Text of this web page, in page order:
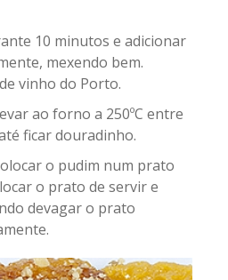
10 minutos e adicionar
mexendo bem.
vinho do Porto.
ao forno a 250ºC entre
ficar douradinho.
o pudim num prato
o prato de servir e
devagar o prato